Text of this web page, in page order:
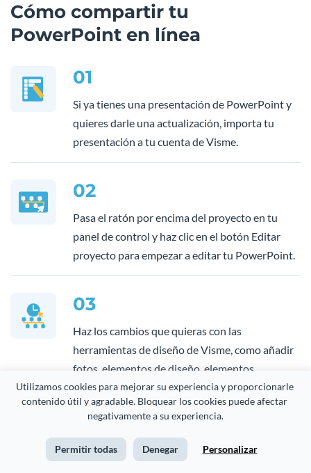
Utilizamos cookies para mejorar su experiencia y proporcionarle
contenido útil y agradable. Bloquear los cookies puede afectar
negativamente a su experiencia.
Permitir todas Denegar Personalizar
Cómo compartir tu
PowerPoint en línea
01
Si ya tienes una presentación de PowerPoint y
quieres darle una actualización, importa tu
presentación a tu cuenta de Visme.
02
Pasa el ratón por encima del proyecto en tu
panel de control y haz clic en el botón Editar
proyecto para empezar a editar tu PowerPoint.
03
Haz los cambios que quieras con las
herramientas de diseño de Visme, como añadir
fotos, elementos de diseño, elementos
interactivos, nuevas diapositivas, etc…
04
Cuando hayas terminado de editar tu